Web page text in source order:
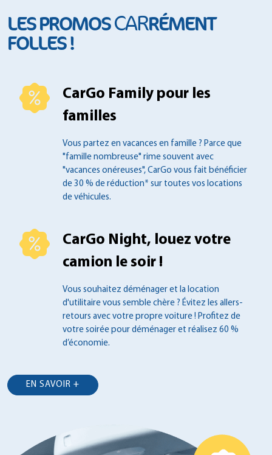
LES PROMOSCARRÉMENT
FOLLES !
CarGo Family pour les
familles
Vous partez en vacances en famille ? Parce que
"famille nombreuse" rime souvent avec
"vacances onéreuses", CarGo vous fait bénéficier
de 30 % de réduction* sur toutes vos locations
de véhicules.
CarGo Night, louez votre
camion le soir !
Vous souhaitez déménager et la location
d'utilitaire vous semble chère ? Évitez les allers-
retours avec votre propre voiture ! Profitez de
votre soirée pour déménager et réalisez 60 %
d’économie.
EN SAVOIR +